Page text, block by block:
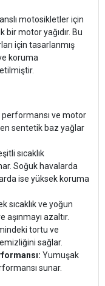
motosikletler için
motor yağıdır. Bu
için tasarlanmış
koruma
performansı ve motor
sentetik baz yağlar
sıcaklık
Soğuk havalarda
ise yüksek koruma
sıcaklık ve yoğun
azaltır.
tortu ve
sağlar.
Yumuşak
sunar.